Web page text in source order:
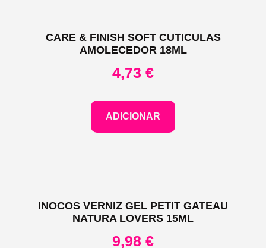
CARE & FINISH SOFT CUTICULAS
AMOLECEDOR 18ML
4,73 €
ADICIONAR
INOCOS VERNIZ GEL PETIT GATEAU
NATURA LOVERS 15ML
9,98 €